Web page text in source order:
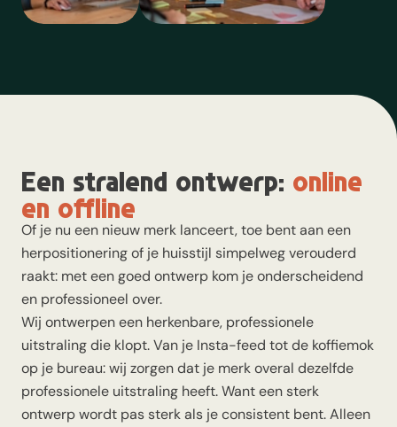
Een stralend ontwerp: online
en offline
Of je nu een nieuw merk lanceert, toe bent aan een
herpositioneringof je huisstijl simpelweg verouderd
raakt: met een goed ontwerp kom je onderscheidend
en professioneel over.
Wij ontwerpen een herkenbare, professionele
uitstraling die klopt. Van je Insta-feed tot de koffiemok
op je bureau: wij zorgen dat je merk overal dezelfde
professionele uitstraling heeft. Want een sterk
ontwerp wordt pas sterk als je consistent bent. Alleen